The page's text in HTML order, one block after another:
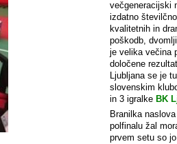
večgeneracijski
izdatno
kvalitetnih in
poškodb,
je velika večina
določene
Ljubljana se je
slovenskim
in 3 igralke BK
Branilka
polfinalu žal
prvem setu so